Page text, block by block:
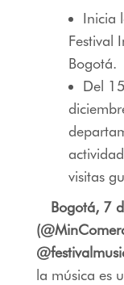
Inicia
Festival
Bogotá.
Del
visitas
Bogotá, 7
la música es